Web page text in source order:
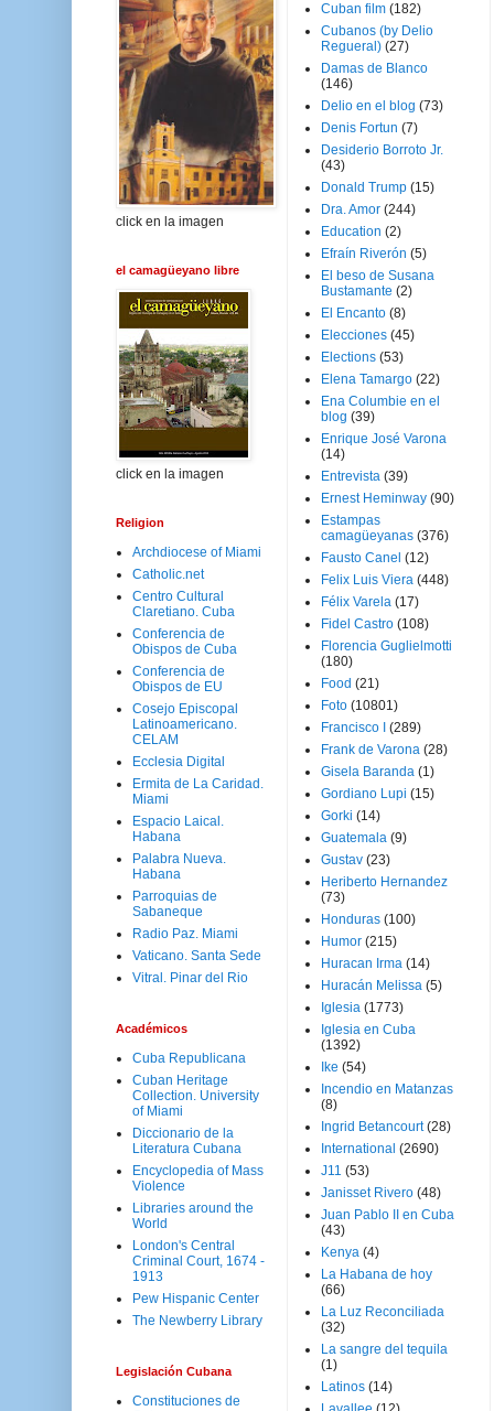
click en la imagen
el camagüeyano libre
click en la imagen
Religion
Archdiocese of Miami
Catholic.net
Centro Cultural
Claretiano. Cuba
Conferencia de
Obispos de Cuba
Conferencia de
Obispos de EU
Cosejo Episcopal
Latinoamericano.
CELAM
Ecclesia Digital
Ermita de La Caridad.
Miami
Espacio Laical.
Habana
Palabra Nueva.
Habana
Parroquias de
Sabaneque
Radio Paz. Miami
Vaticano. Santa Sede
Vitral. Pinar del Rio
Académicos
Cuba Republicana
Cuban Heritage
Collection. University
of Miami
Diccionario de la
Literatura Cubana
Encyclopedia of Mass
Violence
Libraries around the
World
London's Central
Criminal Court, 1674 -
1913
Pew Hispanic Center
The Newberry Library
Legislación Cubana
Constituciones de
Cuban film (182)
Cubanos (by Delio
Regueral) (27)
Damas de Blanco
(146)
Delio en el blog (73)
Denis Fortun (7)
Desiderio Borroto Jr.
(43)
Donald Trump (15)
Dra. Amor (244)
Education (2)
Efraín Riverón (5)
El beso de Susana
Bustamante (2)
El Encanto (8)
Elecciones (45)
Elections (53)
Elena Tamargo (22)
Ena Columbie en el
blog (39)
Enrique José Varona
(14)
Entrevista (39)
Ernest Heminway (90)
Estampas
camagüeyanas (376)
Fausto Canel (12)
Felix Luis Viera (448)
Félix Varela (17)
Fidel Castro (108)
Florencia Guglielmotti
(180)
Food (21)
Foto (10801)
Francisco I
(289)
Frank de Varona (28)
Gisela Baranda (1)
Gordiano Lupi (15)
Gorki (14)
Guatemala (9)
Gustav (23)
Heriberto Hernandez
(73)
Honduras (100)
Humor (215)
Huracan Irma (14)
Huracán Melissa (5)
Iglesia (1773)
Iglesia en Cuba
(1392)
Ike (54)
Incendio en Matanzas
(8)
Ingrid Betancourt (28)
International (2690)
J11 (53)
Janisset Rivero (48)
Juan Pablo II en Cuba
(43)
Kenya (4)
La Habana de hoy
(66)
La Luz Reconciliada
(32)
La sangre del tequila
(1)
Latinos (14)